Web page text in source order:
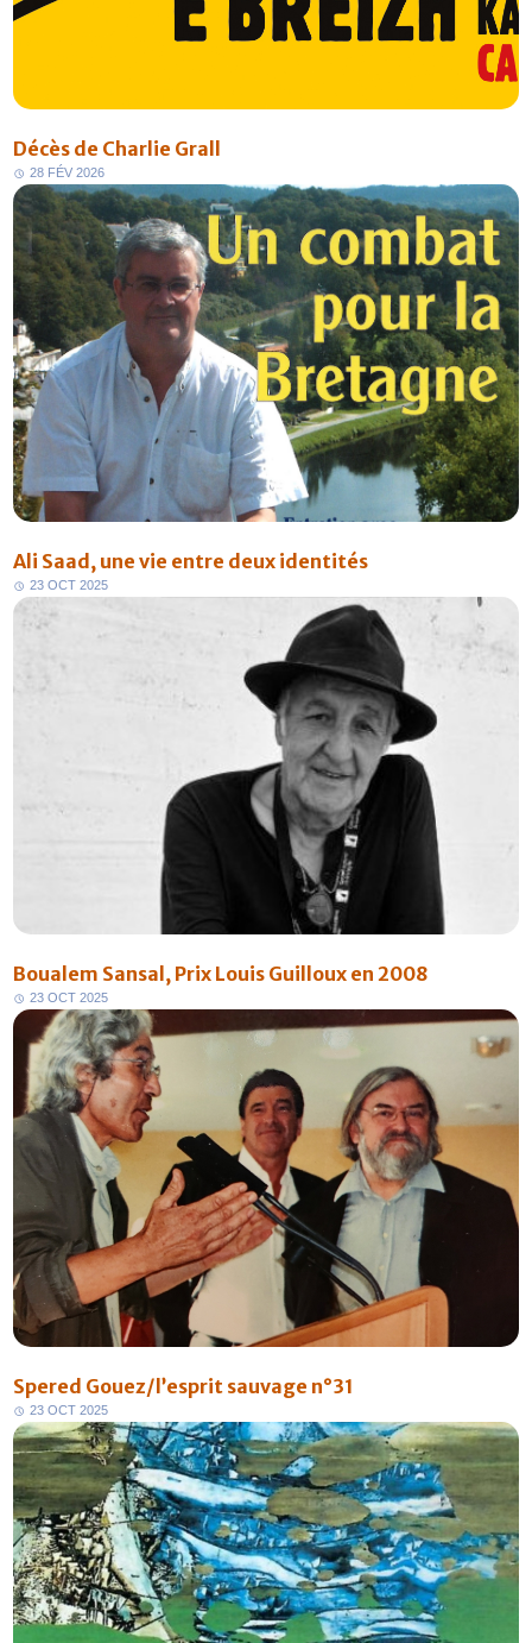
Décès de Charlie Grall
28 FÉV 2026
Ali Saad, une vie entre deux identités
23 OCT 2025
Boualem Sansal, Prix Louis Guilloux en 2008
23 OCT 2025
Spered Gouez/l’esprit sauvage n°31
23 OCT 2025